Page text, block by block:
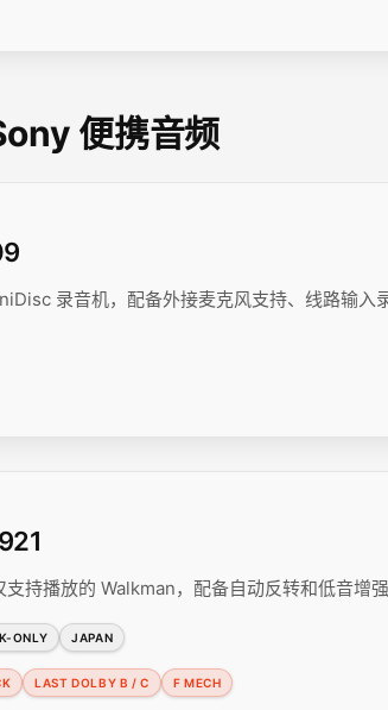
便携音频
录音机，配备外接麦克风支持、线路输入
持播放的 Walkman，配备自动反转和低音增强
ONLY JAPAN
LAST DOLBY B / C F MECH